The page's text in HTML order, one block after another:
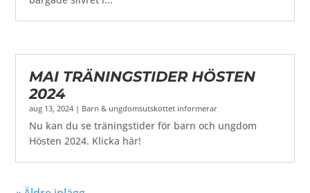
MAI TRÄNINGSTIDER HÖSTEN
2024
aug 13, 2024 | Barn & ungdomsutskottet informerar
Nu kan du se träningstider för barn och ungdom
Hösten 2024. Klicka här!